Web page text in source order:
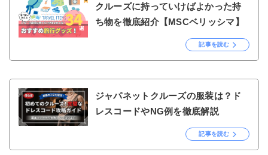
クルーズに持っていけばよかった持
ち物を徹底紹介【MSCベリッシマ】
記事を読む
ジャパネットクルーズの服装は？ド
レスコードやNG例を徹底解説
記事を読む